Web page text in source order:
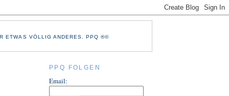
ETWAS VÖLLIG ANDERES. PPQ ®©
PPQ FOLGEN
Email: